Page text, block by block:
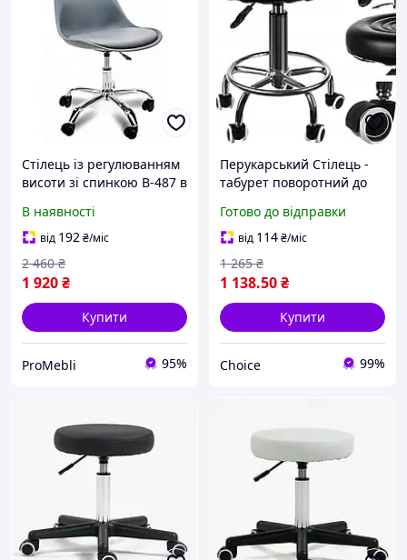
Стілець із регулюванням
висоти зі спинкою B-487 в
перукарню в офіс
стільчик для салону краси
В наявності
від 192₴/міс
1 920₴
2 460 ₴
Купити
ProMebli 95%
Перукарський Стілець -
табурет поворотний до
SF23505 чорний
Готово до відправки
від 114₴/міс
1 138.50₴
1 265 ₴
Купити
Choice 99%